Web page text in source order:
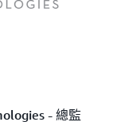
- 總監